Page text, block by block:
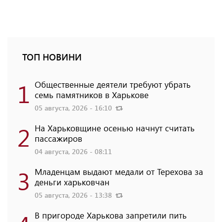
ТОП НОВИНИ
1 Общественные деятели требуют убрать
семь памятников в Харькове
05 августа, 2026 - 16:10
2 На Харьковщине осенью начнут считать
пассажиров
04 августа, 2026 - 08:11
3 Младенцам выдают медали от Терехова за
деньги харьковчан
05 августа, 2026 - 13:38
В пригороде Харькова запретили пить